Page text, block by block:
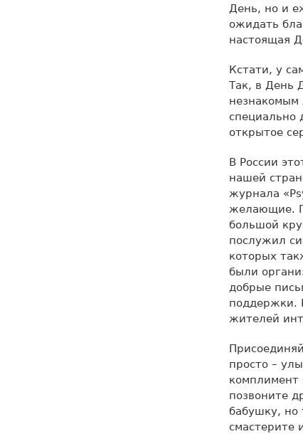
День, но и
ожидать
настоящая
Кстати, у
Так, в День
незнакомым
специально
открытое
В России
нашей
журнала
желающие.
большой
послужил
которых
были
добрые
поддержки.
жителей
просто –
комплимент
позвоните
бабушку, но
смастерите